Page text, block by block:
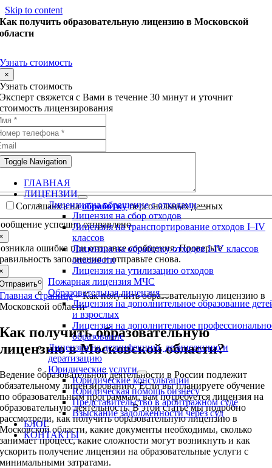
Skip to content
Toggle Navigation
ГЛАВНАЯ
ЛИЦЕНЗИИ
Лицензия на обращение с отходами
Лицензия на сбор отходов
Лицензия на транспортирование отходов I–IV
классов
Лицензия на обработку отходов I-IV классов
опасности
Лицензия на утилизацию отходов
Пожарная лицензия МЧС
Образовательная лицензия
Лицензия на дополнительное образование
и взрослых
Лицензия на дополнительное
образование
Лицензия на дезинфекцию, дезинсекцию и
дератизацию
Юридические услуги
Юридические консультации
Юридическая помощь бизнесу
Представительство в арбитражном суде
Взыскание задолженности через суд
БЛОГ
КОНТАКТЫ
Как получить образовательную лицензию в Московской
области
Узнать стоимость
×
Узнать стоимость
Эксперт свяжется с Вами в течение 30 минут и уточнит
стоимость лицензирования
Соглашаюсь наобработкуперсональных данных
успешно отправлено
ошибка при отправке сообщения. Проверьте
заполнения и отправьте снова.
Главная страница»Как получить образовательную лицензию в
Московской области
Как получить образовательную
лицензию в Московской области?
Ведение образовательной деятельности в России подлежит
обязательному лицензированию. Если вы планируете обучение
по образовательным программам, вам потребуется лицензия на
образовательную деятельность. В этой статье мы подробно
рассмотрели, как получить образовательную лицензию в
Московской области, какие документы необходимы, сколько
занимает процесс, какие сложности могут возникнуть и как
ускорить получение лицензии на образовательные услуги с
минимальными затратами.